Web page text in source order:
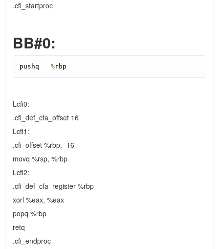
.cfi_startproc
BB#0:
pushq %rbp
Lcfi0:
.cfi_def_cfa_offset 16
Lcfi1:
.cfi_offset %rbp, -16
movq %rsp, %rbp
Lcfi2:
.cfi_def_cfa_register %rbp
xorl %eax, %eax
popq %rbp
retq
.cfi_endproc